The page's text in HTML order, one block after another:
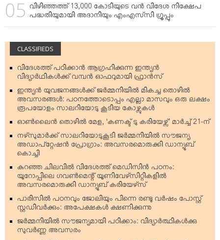
വിഴിഞ്ഞത്ത് 13,000 കോടിയുടെ വന്‍ വിദേശ നിക്ഷേപ
പദ്ധതിയുമായി അദാനിയും എംഎസ്‌സി ഗ്രൂപ്പും
CLASSIFIEDS
വിദേശത്ത് പഠിക്കാന്‍ ആഗ്രഹിക്കുന്ന ഇന്ത്യന്‍
വിദ്യാര്‍ഥികള്‍ക്ക് വമ്പന്‍ ഓഫറുമായി ഫ്രാന്‍സ്
ഇന്ത്യന്‍ യുവജനങ്ങള്‍ക്ക് ജര്‍മ്മനിയില്‍ മികച്ച തൊഴില്‍
അവസരങ്ങള്‍: പഠനത്തോടൊപ്പം എല്ലാ മാസവും ഒരു ലക്ഷം
രൂപയോളം സാലറിയോടു കൂടിയ കോഴ്സുകള്‍
ഓണ്‍ലൈന്‍ തൊഴില്‍ മേള, ‘കണക്ട് ടു കരിയേഴ്സ്’ മാര്‍ച്ച് 21-ന്
നഴ്‌സുമാര്‍ക്ക് സാലറിയോടുകൂടി ജര്‍മ്മനിയില്‍ സൗജന്യ
അഡാപ്റ്റേഷന്‍ പ്രോഗ്രാം: അവസരമൊരുക്കി ഡാന്യൂബ്
കൊച്ചി
കുറഞ്ഞ ചിലവില്‍ വിദേശത്ത് മെഡിസിന്‍ പഠനം:
യൂറോപ്പിലെ ഗവണ്‍മെന്റ് യൂണിവേഴ്‌സിറ്റികളില്‍
അവസരമൊരുക്കി ഡാന്യൂബ് കരിയേഴ്‌സ്
പാരിസില്‍ പഠനവും ജോലിയും പിന്നെ രണ്ടു വര്‍ഷം പോസ്റ്റ്
സ്റ്റഡിവര്‍ക്കും: അപേക്ഷകള്‍ ക്ഷണിക്കുന്നു
ജര്‍മ്മനിയില്‍ സൗജന്യമായി പഠിക്കാം: വിദ്യാര്‍ത്ഥികള്‍ക്കു
സുവര്‍ണ്ണ അവസരം